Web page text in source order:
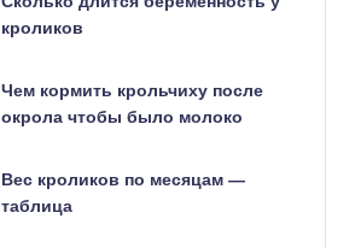
кроликов
Чем кормить крольчиху после
окрола чтобы было молоко
Вес кроликов по месяцам —
таблица